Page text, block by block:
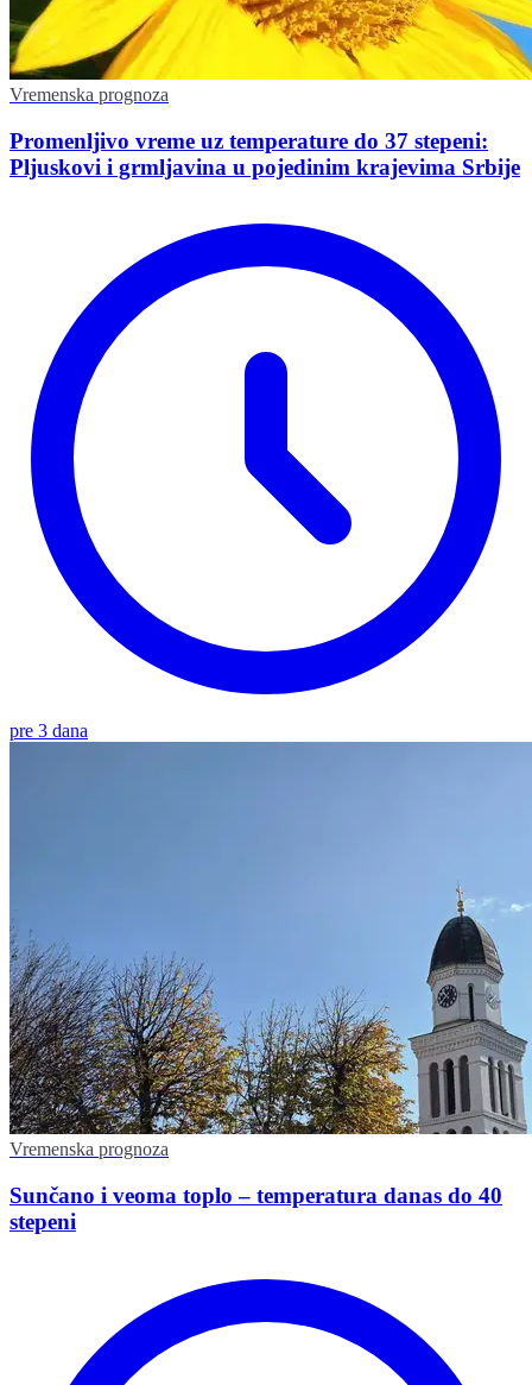
Vremenska prognoza
Promenljivo vreme uz temperature do 37 stepeni:
Pljuskovi i grmljavina u pojedinim krajevima Srbije
pre 3 dana
Vremenska prognoza
Sunčano i veoma toplo – temperatura danas do 40
stepeni